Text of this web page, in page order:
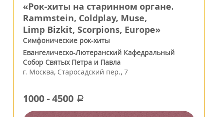
«Рок-хиты на старинном органе.
Rammstein, Coldplay, Muse,
Limp Bizkit, Scorpions, Europe»
Симфонические рок-хиты
Евангелическо-Лютеранский Кафедральный
Собор Святых Петра и Павла
г. Москва, Старосадский пер., 7
1000-4500 a